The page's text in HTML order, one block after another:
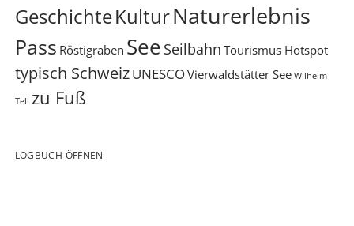
GeschichteKulturNaturerlebnis
Pass Röstigraben See Seilbahn Tourismus Hotspot
typisch SchweizUNESCOVierwaldstätter See Wilhelm
Tell zu Fuß
LOGBUCH ÖFFNEN